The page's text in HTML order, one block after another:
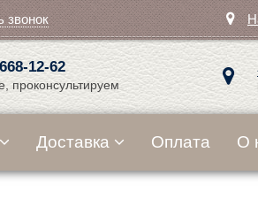
звонок
12-62
проконсультируем
Доставка Оплата О